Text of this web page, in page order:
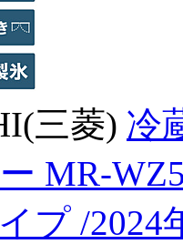
三菱) 冷
MR-
プ /2024